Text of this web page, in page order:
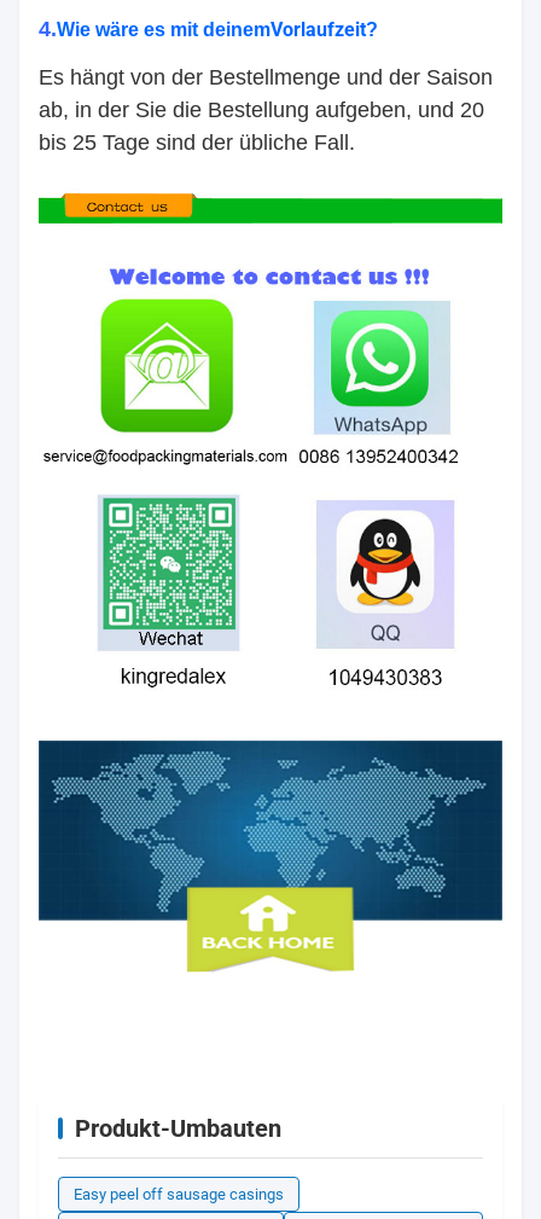
4.Wie wäre es mit deinemVorlaufzeit?
Es hängt von der Bestellmenge und der Saison
ab, in der Sie die Bestellung aufgeben, und 20
bis 25 Tage sind der übliche Fall.
Produkt-Umbauten
Easy peel off sausage casings